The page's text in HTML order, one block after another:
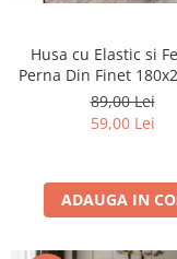
Husa cu Elastic si
Perna Din Finet
Mov Cu Fluturi
89,00 Lei
59,00 Lei
ADAUGA IN